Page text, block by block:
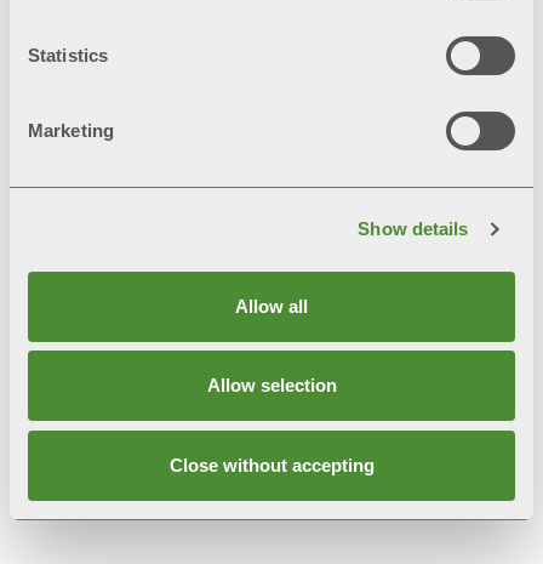
Statistics
Marketing
Show details
Allow all
Allow selection
Close without accepting
Опис
Технічні дані
Документація